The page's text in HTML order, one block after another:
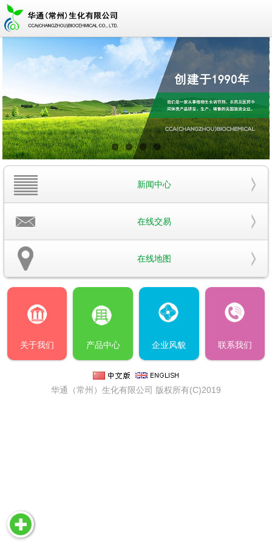
新闻中心
在线交易
在线地图
关于我们 产品中心 企业风貌 联系我们
华通（常州）生化有限公司 版权所有(C)2019